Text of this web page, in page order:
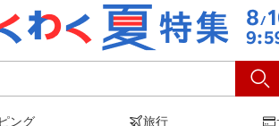
ング 旅行